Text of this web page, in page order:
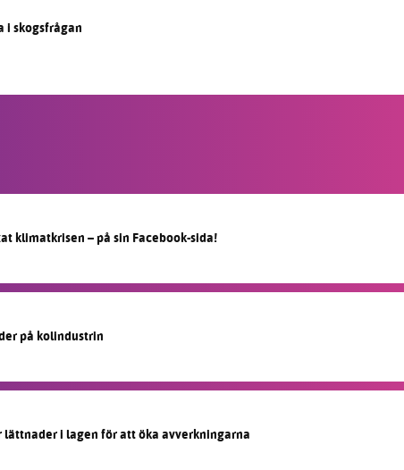
i skogsfrågan
klimatkrisen – på sin Facebook-sida!
på kolindustrin
lättnader i lagen för att öka avverkningarna